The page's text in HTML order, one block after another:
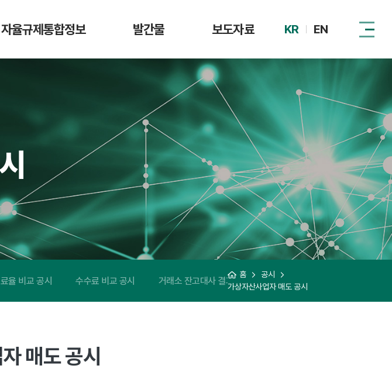
자율규제통합정보 발간물
디지털자산시장 제도
이슈리포트
정책 자료집
보도자료
관계기관
KR EN
율 비교 공시 수수료 비교 공시 거래소 잔고대사 결과 공시
홈
공시
가상자산사업자 매도 공시
매도 공시